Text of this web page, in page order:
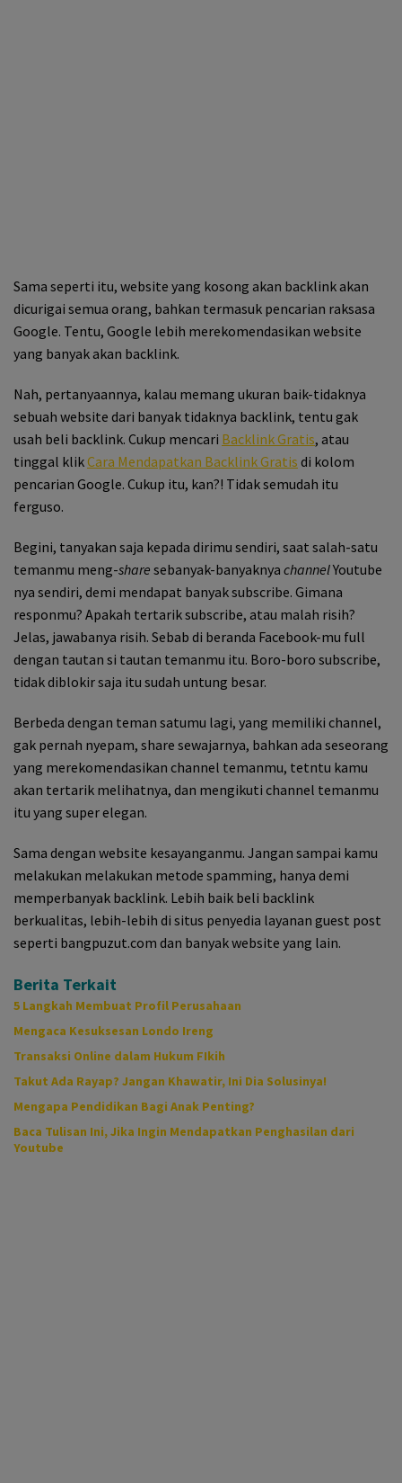
Sama seperti itu, website yang kosong akan backlink akan
dicurigai semua orang, bahkan termasuk pencarian raksasa
Google. Tentu, Google lebih merekomendasikan website
yang banyak akan backlink.
Nah, pertanyaannya, kalau memang ukuran baik-tidaknya
sebuah website dari banyak tidaknya backlink, tentu gak
usah beli backlink. Cukup mencari Backlink Gratis, atau
tinggal klikCara Mendapatkan Backlink Gratis di kolom
pencarian Google. Cukup itu, kan?! Tidak semudah itu
ferguso.
Begini, tanyakan saja kepada dirimu sendiri, saat salah-satu
temanmu meng-share sebanyak-banyaknya channelYoutube
nya sendiri, demi mendapat banyak subscribe. Gimana
responmu? Apakah tertarik subscribe, atau malah risih?
Jelas, jawabanya risih. Sebab di beranda Facebook-mu full
dengan tautan si tautan temanmu itu. Boro-boro subscribe,
tidak diblokir saja itu sudah untung besar.
Berbeda dengan teman satumu lagi, yang memiliki channel,
gak pernah nyepam, share sewajarnya, bahkan ada seseorang
yang merekomendasikan channel temanmu, tetntu kamu
akan tertarik melihatnya, dan mengikuti channel temanmu
itu yang super elegan.
Sama dengan website kesayanganmu. Jangan sampai kamu
melakukan melakukan metode spamming, hanya demi
memperbanyak backlink. Lebih baik beli backlink
berkualitas, lebih-lebih di situs penyedia layanan guest post
seperti bangpuzut.com dan banyak website yang lain.
Berita Terkait
5 Langkah Membuat Profil Perusahaan
Mengaca Kesuksesan Londo Ireng
Transaksi Online dalam Hukum FIkih
Takut Ada Rayap? Jangan Khawatir, Ini Dia Solusinya!
Mengapa Pendidikan Bagi Anak Penting?
Baca Tulisan Ini, Jika Ingin Mendapatkan Penghasilan dari
Youtube